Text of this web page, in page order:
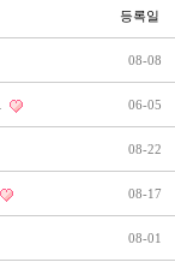
등록일
08-08
06-05
08-22
08-17
08-01